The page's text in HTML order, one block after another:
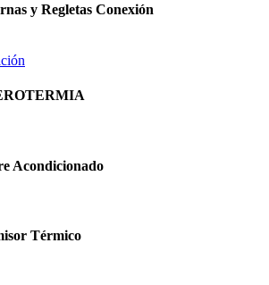
y Regletas Conexión
Acondicionado
Térmico